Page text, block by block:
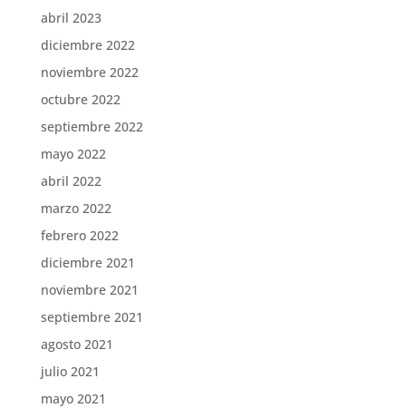
abril 2023
diciembre 2022
noviembre 2022
octubre 2022
septiembre 2022
mayo 2022
abril 2022
marzo 2022
febrero 2022
diciembre 2021
noviembre 2021
septiembre 2021
agosto 2021
julio 2021
mayo 2021